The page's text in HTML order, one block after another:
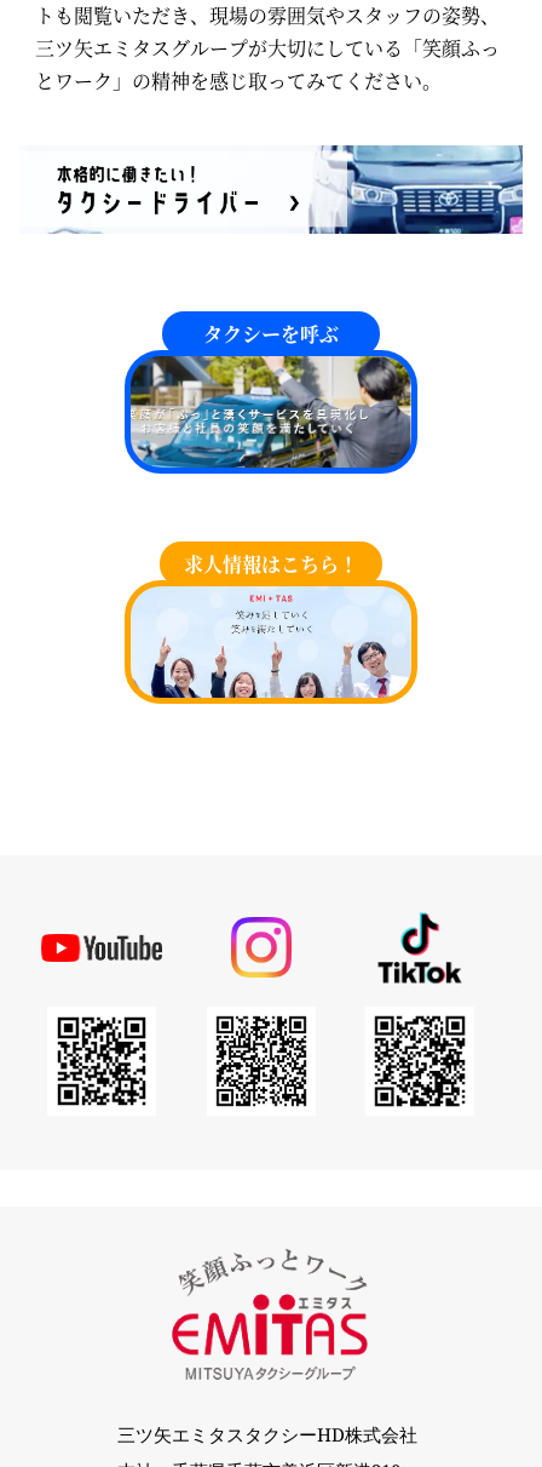
トも閲覧いただき、現場の雰囲気やスタッフの姿勢、
三ツ矢エミタスグループが大切にしている「笑顔ふっ
とワーク」の精神を感じ取ってみてください。
タクシーを呼ぶ
求人情報はこちら！
三ツ矢エミタスタクシーHD株式会社